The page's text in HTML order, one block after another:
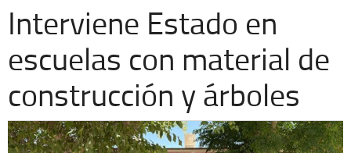
Cronos
Economía
Extra +
Interviene Estado en
escuelas con material de
construcción y árboles